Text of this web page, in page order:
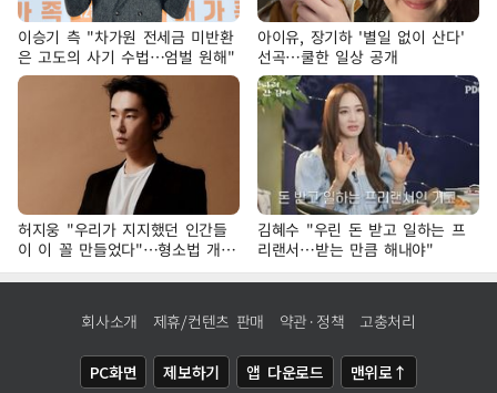
이승기 측 "차가원 전세금 미반환
은 고도의 사기 수법…엄벌 원해"
아이유, 장기하 '별일 없이 산다'
선곡…쿨한 일상 공개
허지웅 "우리가 지지했던 인간들
이 이 꼴 만들었다"…형소법 개정
에 격한 반응
김혜수 "우린 돈 받고 일하는 프
리랜서…받는 만큼 해내야"
회사소개 제휴/컨텐츠 판매 약관·정책 고충처리
PC화면 제보하기 앱 다운로드 맨위로↑